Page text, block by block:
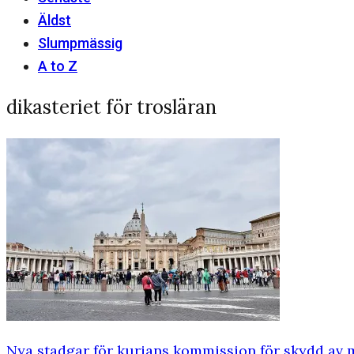
Äldst
Slumpmässig
A to Z
dikasteriet för trosläran